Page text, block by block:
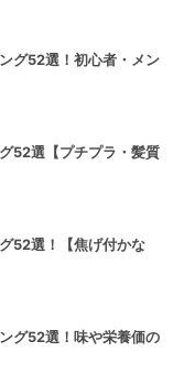
グ52選！初心者・メン
52選【プチプラ・髪質
52選！【焦げ付かな
グ52選！味や栄養価の